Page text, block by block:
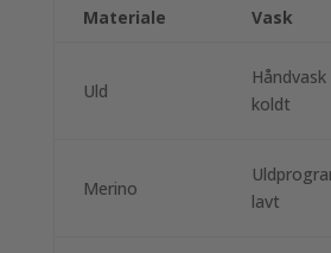
Materiale Vask
Uld
Håndvask
koldt
Merino
lavt